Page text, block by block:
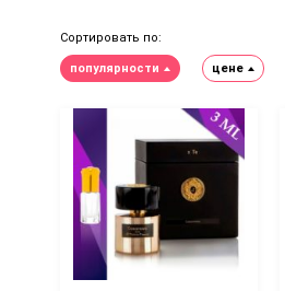
Сортировать по:
популярности цене